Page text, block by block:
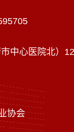
中心医院北）
协会